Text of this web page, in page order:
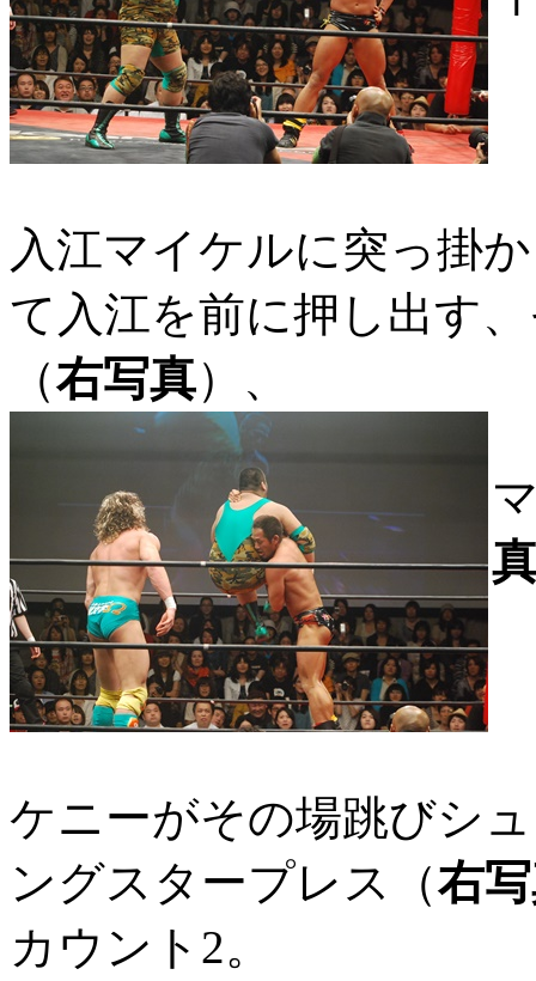
入江マイケルに突っ掛
て入江を前に押し出す
（右写真）、
ケニーがその場跳びシ
ングスタープレス（右
カウント2。